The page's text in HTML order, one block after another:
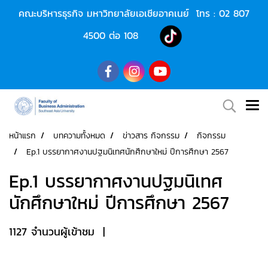
คณะบริหารธุรกิจ มหาวิทยาลัยเอเชียอาคเนย์ โทร : 02 807
4500ต่อ 108
หน้าแรก บทความทั้งหมด ข่าวสาร กิจกรรม
กิจกรรม
Ep.1 บรรยากาศงานปฐมนิเทศนักศึกษาใหม่ ปีการศึกษา 2567
Ep.1 บรรยากาศงานปฐมนิเทศ
นักศึกษาใหม่ ปีการศึกษา 2567
1127 จำนวนผู้เข้าชม |